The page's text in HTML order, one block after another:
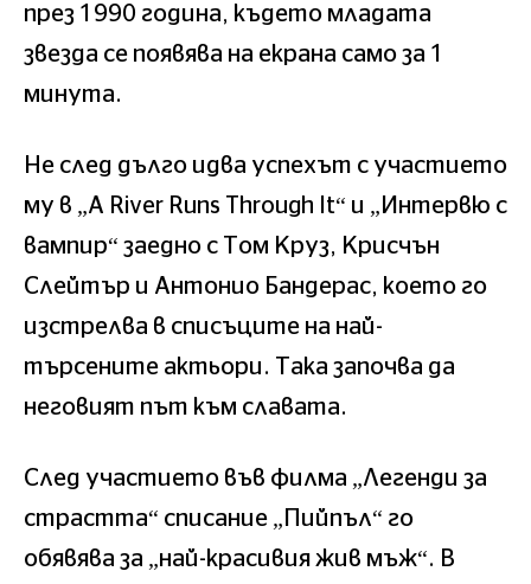
през 1990 година, където младата
звезда се появява на екрана само за 1
минута.
Не след дълго идва успехът с участието
му в „A River Runs Through It“ и „Интервю с
вампир“ заедно с Том Круз, Крисчън
Слейтър и Антонио Бандерас, което го
изстрелва в списъците на най-
търсените актьори. Така започва да
неговият път към славата.
След участието във филма „Легенди за
страстта“ списание „Пийпъл“ го
обявява за „най-красивия жив мъж“. В